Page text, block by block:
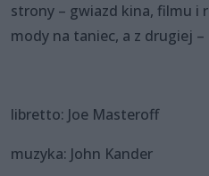
strony – gwiazd kina, filmu i
mody na taniec, a z drugiej
libretto: Joe Masteroff
muzyka: John Kander